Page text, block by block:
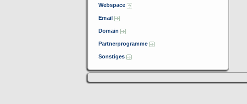
Webspace
Email
Domain
Partnerprogramme
Sonstiges